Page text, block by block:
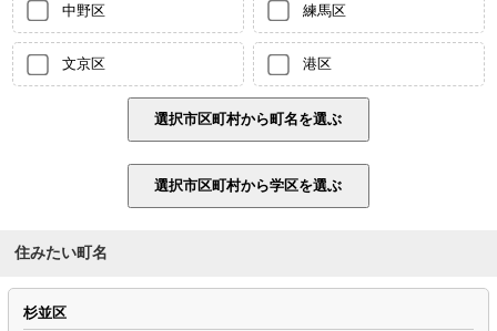
中野区 練馬区
文京区 港区
住みたい町名
杉並区